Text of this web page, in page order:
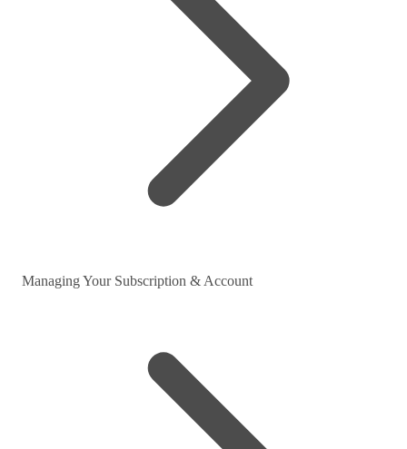
Managing Your Subscription & Account